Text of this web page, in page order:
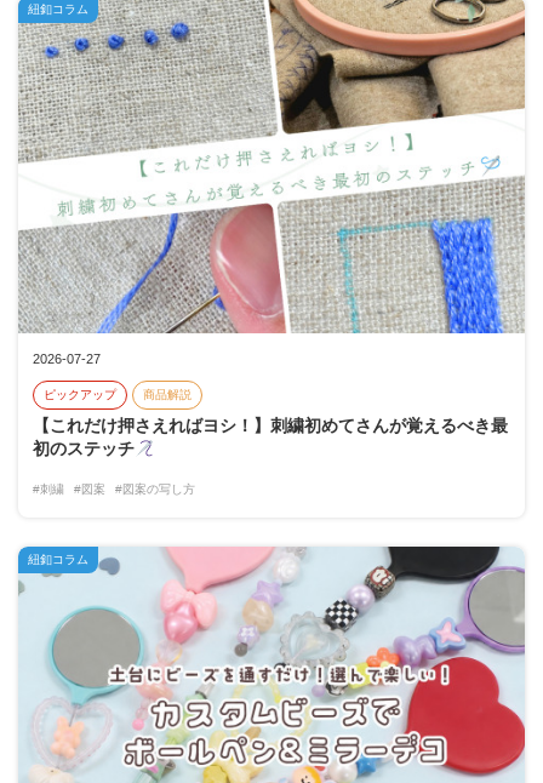
2026-07-27
ピックアップ 商品解説
【これだけ押さえればヨシ！】刺繍初めてさんが覚えるべき最
初のステッチ
#刺繍 #図案 #図案の写し方
紐釦コラム
紐釦コラム